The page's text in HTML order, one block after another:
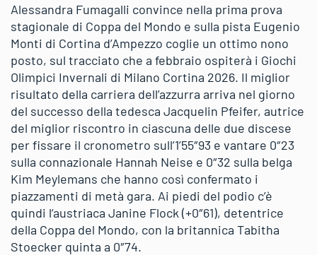
Alessandra Fumagalli convince nella prima prova
stagionale di Coppa del Mondo e sulla pista Eugenio
Monti di Cortina d’Ampezzo coglie un ottimo nono
posto, sul tracciato che a febbraio ospiterà i Giochi
Olimpici Invernali di Milano Cortina 2026. Il miglior
risultato della carriera dell’azzurra arriva nel giorno
del successo della tedesca Jacquelin Pfeifer, autrice
del miglior riscontro in ciascuna delle due discese
per fissare il cronometro sull’1’55″93 e vantare 0″23
sulla connazionale Hannah Neise e 0″32 sulla belga
Kim Meylemans che hanno così confermato i
piazzamenti di metà gara. Ai piedi del podio c’è
quindi l’austriaca Janine Flock (+0″61), detentrice
della Coppa del Mondo, con la britannica Tabitha
Stoecker quinta a 0″74.